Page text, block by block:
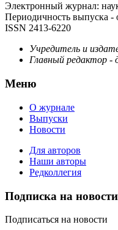
Электронный журнал:
Периодичность выпуска -
ISSN 2413-6220
Учредитель и
Главный редактор -
Меню
О журнале
Выпуски
Новости
Для авторов
Наши авторы
Редколлегия
Подписка на новости
Подписаться на новости